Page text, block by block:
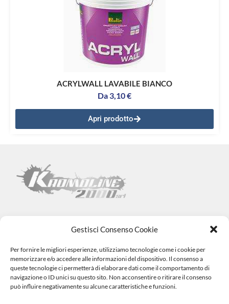
Gestisci Consenso Cookie
Per fornire le migliori esperienze, utilizziamo tecnologie come i cookie per
memorizzare e/o accedere alle informazioni del dispositivo. Il consenso a
queste tecnologie ci permetterà di elaborare dati come il comportamento di
navigazione o ID unici su questo sito. Non acconsentire o ritirare il consenso
può influire negativamente su alcune caratteristiche e funzioni.
ACRYLWALL LAVABILE BIANCO
Da 3,10€
Apri prodotto
Kromoline 2000 SRL
Via L. Tabellione, 1 (47891) Falciano – SAN MARINO –COE
SM06838
Registro e-commerce n.1002 dal 15/06/23
info@kromovernici.com+39 339 136 08730549 909508